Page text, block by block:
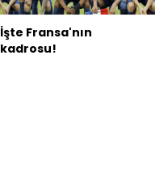
İşte Fransa'nın
kadrosu!